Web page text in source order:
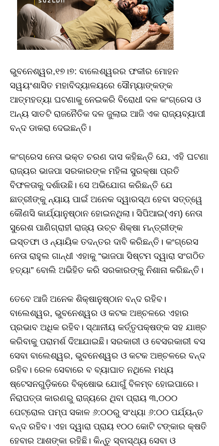
ଭୁବନେଶ୍ୱର,୧୭।୭: ବାଲେଶ୍ୱରର ଫକୀର ମୋହନ
ସୱୟଂଶାସିତ ମହାବିଦ୍ୟାଳୟରେ ସୌମ୍ୟାଙ୍କଙ୍କ
ଆତ୍ମହତ୍ୟା ଘଟଣାକୁ ନେଇକରି ବିରୋଧୀ ଦଳ କଂଗ୍ରେସ ଓ
ଅନ୍ୟ ସାତଟି ରାଜନୈତିକ ଦଳ ଜୁଲାଇ ଆଜି ଏକ ରାଜ୍ୟବ୍ୟାପୀ
ବନ୍ଦ ଡାକରା ଦେଇଛନ୍ତି।
କଂଗ୍ରେସ ନେତା ଭକ୍ତ ଚରଣ ଦାସ କହିଛନ୍ତି ଯେ, ଏହି ଘଟଣା
ରାଜ୍ୟର ଭାଜପା ସରକାରଙ୍କ ମହିଳା ସୁରକ୍ଷା ପ୍ରତି
ବିଫଳତାକୁ ଦର୍ଶାଉଛି। ସେ ଅଭିଯୋଗ କରିଛନ୍ତି ଯେ
ଛାତ୍ରୀଙ୍କୁ ନ୍ୟାୟ ପାଇଁ ଅନେକ ଦ୍ୱାରସ୍ଥ ହେବା ସତ୍ତ୍ୱେ
କୌଣସି କାର୍ଯ୍ୟାନୁଷ୍ଠାନ ହୋଇନଥିଲା। ସିପିଆଇ(ଏମ) ନେତା
ସୁରେଶ ପାଣିଗ୍ରାହୀ ରାଜ୍ୟ ଉଚ୍ଚ ଶିକ୍ଷା ମନ୍ତ୍ରୀଙ୍କ
ଇସ୍ତଫା ଓ ନ୍ୟାୟିକ ତଦନ୍ତର ଦାବି କରିଛନ୍ତି। କଂଗ୍ରେସ
ନେତା ରାହୁଲ ଗାନ୍ଧୀ ଏହାକୁ “ଭାଜପା ସିଷ୍ଟମ ଦ୍ୱାରା ସଂଗଠିତ
ହତ୍ୟା” ବୋଲି ଅଭିହିତ କରି ସରକାରଙ୍କୁ ନିଶାନା କରିଛନ୍ତି।
ତେବେ ଆଜି ଅନେକ ଶିକ୍ଷାନୁଷ୍ଠାନ ବନ୍ଦ ରହିବ।
ବାଲେଶ୍ୱର, ଭୁବନେଶ୍ୱର ଓ କଟକ ଅଞ୍ଚଳରେ ଏହାର
ପ୍ରଭାବ ଅଧିକ ରହିବ। ସ୍ଥାନୀୟ କର୍ତ୍ତୃପକ୍ଷଙ୍କ ସହ ଯାଞ୍ଚ
କରିବାକୁ ପରାମର୍ଶ ଦିଆଯାଇଛି। ସରକାରୀ ଓ ବେସରକାରୀ ବସ
ସେବା ବାଲେଶ୍ୱର, ଭୁବନେଶ୍ୱର ଓ କଟକ ଅଞ୍ଚଳରେ ବନ୍ଦ
ରହିବ। ରେଳ ସେବାରେ ବ ବ୍ୟାଘାତ ନଥିଲେ ମଧ୍ୟ
ଷ୍ଟେସନଗୁଡ଼ିକରେ ବିକ୍ଷୋଭ ଯୋଗୁଁ ବିଳମ୍ବ ହୋଇପାରେ।
ନିରାପତ୍ତା କାରଣରୁ ରାଜ୍ୟରେ ଥିବା ପ୍ରାୟ ୩,୦୦୦
ପେଟ୍ରୋଲ ପମ୍ପ ସକାଳ ୬:୦୦ରୁ ସଂଧ୍ୟା ୬:୦୦ ପର୍ଯ୍ୟନ୍ତ
ବନ୍ଦ ରହିବ। ଏହା ଦ୍ୱାରା ପ୍ରାୟ ୧୦୦ କୋଟି ଟଙ୍କାର କ୍ଷତି
ହେବାର ଆଶଙ୍କା ରହିଛି। କିନ୍ତୁ ସ୍ବାସ୍ଥ୍ୟ ସେବା ଓ